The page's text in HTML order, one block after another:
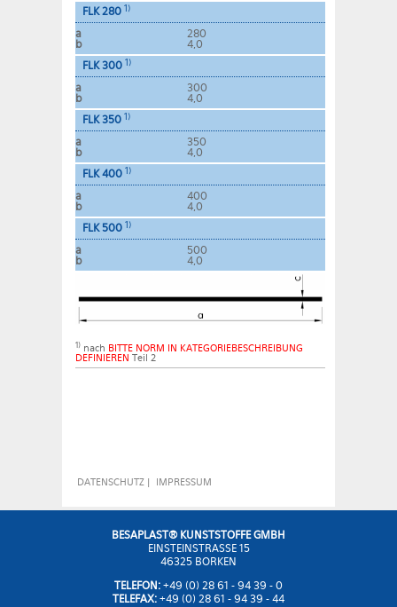
FLK 280 1)
a
280
b
4,0
FLK 300 1)
a
300
b
4,0
FLK 350 1)
a
350
b
4,0
FLK 400 1)
a
400
b
4,0
FLK 500 1)
a
500
b
4,0
1) nach BITTE NORM IN KATEGORIEBESCHREIBUNG
DEFINIEREN Teil 2
DATENSCHUTZ| IMPRESSUM
BESAPLAST® KUNSTSTOFFE GMBH
EINSTEINSTRASSE 15
46325 BORKEN
TELEFON: +49 (0) 28 61 - 94 39 - 0
TELEFAX: +49 (0) 28 61 - 94 39 - 44